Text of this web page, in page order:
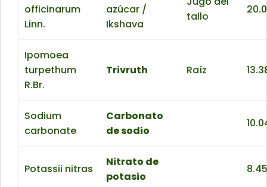
officinarum
Linn.
azúcar /
Ikshava
tallo
Ipomoea
turpethum
R.Br.
Trivruth Raíz
Sodium
carbonate
Carbonato
de sodio
Potassii nitras
Nitrato de
potasio